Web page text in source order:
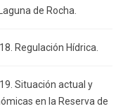
de Rocha.
Regulación Hídrica.
Situación actual y
en la Reserva de